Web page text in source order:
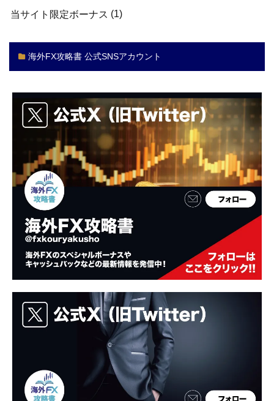
当サイト限定ボーナス (1)
海外FX攻略書 公式SNSアカウント